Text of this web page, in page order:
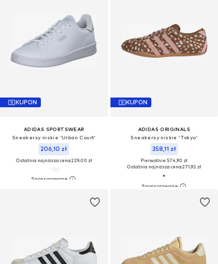
KUPON
ADIDAS SPORTSWEAR
Sneakersy niskie 'Urban Court'
206,10 zł
Ostatnia najniższa cena:229,00 zł
KUPON
ADIDAS ORIGINALS
Sneakersy niskie 'Tokyo'
358,11 zł
Pierwotnie: 574,90 zł
Ostatnia najniższa cena:271,92 zł